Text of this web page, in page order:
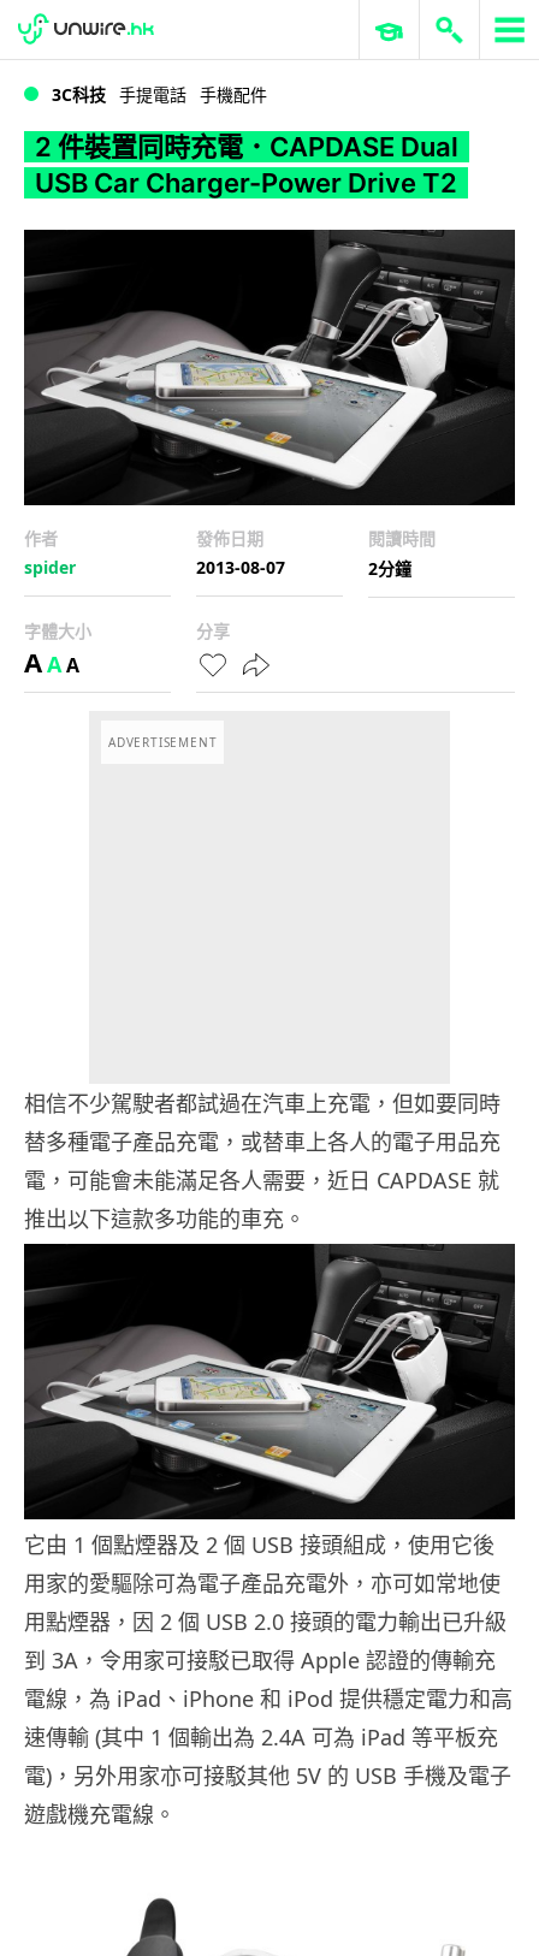
WWDC 2026 ERP 與商業 AI
3C科技 手提電話 手機配件
2 件裝置同時充電．CAPDASE Dual
USB Car Charger-Power Drive T2
作者
spider
發佈日期
2013-08-07
閱讀時間
2分鐘
字體大小
AAA
分享
ADVERTISEMENT
相信不少駕駛者都試過在汽車上充電，但如要同時
替多種電子產品充電，或替車上各人的電子用品充
電，可能會未能滿足各人需要，近日 CAPDASE 就
推出以下這款多功能的車充。
它由 1 個點煙器及 2 個 USB 接頭組成，使用它後
用家的愛驅除可為電子產品充電外，亦可如常地使
用點煙器，因 2 個 USB 2.0 接頭的電力輸出已升級
到 3A，令用家可接駁已取得 Apple 認證的傳輸充
電線，為 iPad、iPhone 和 iPod 提供穩定電力和高
速傳輸 (其中 1 個輸出為 2.4A 可為 iPad 等平板充
電)，另外用家亦可接駁其他 5V 的 USB 手機及電子
遊戲機充電線。